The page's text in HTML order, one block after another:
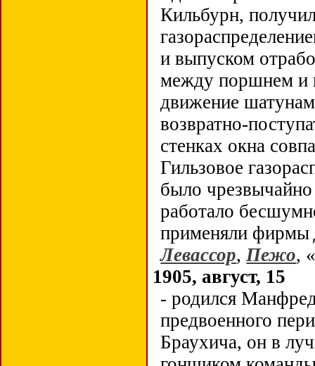
Кильбурн,
и выпуском
между поршнем и
движение
возвратно-
стенках окна
Гильзовое
было
работало
применяли фирмы
Левассор,Пежо,
1905, август, 15
- родился
предвоенного
Браухича, он в